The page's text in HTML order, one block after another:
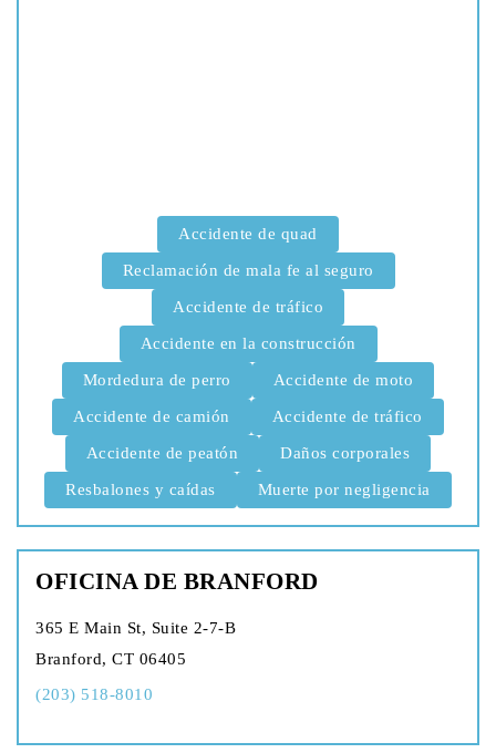
Accidente de quad
Reclamación de mala fe al seguro
Accidente de tráfico
Accidente en la construcción
Mordedura de perro Accidente de moto
Accidente de camión Accidente de tráfico
Accidente de peatón Daños corporales
Resbalones y caídas Muerte por negligencia
OFICINA DE BRANFORD
365 E Main St, Suite 2-7-B
Branford, CT 06405
(203) 518-8010